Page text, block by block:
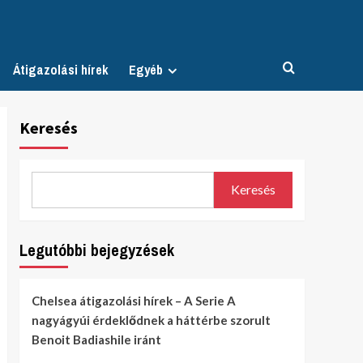
Átigazolási hírek Egyéb
Keresés
Keresés
Legutóbbi bejegyzések
Chelsea átigazolási hírek – A Serie A
nagyágyúi érdeklődnek a háttérbe szorult
Benoit Badiashile iránt